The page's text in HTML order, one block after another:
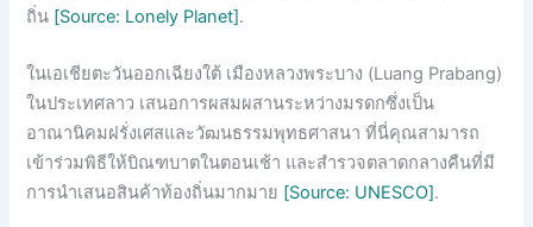
ถิ่น [Source: Lonely Planet].
ในเอเชียตะวันออกเฉียงใต้ เมืองหลวงพระบาง (Luang Prabang)
ในประเทศลาว เสนอการผสมผสานระหว่างมรดกซึ่งเป็น
อาณานิคมฝรั่งเศสและวัฒนธรรมพุทธศาสนา ที่นี่คุณสามารถ
เข้าร่วมพิธีให้บิณฑบาตในตอนเช้า และสำรวจตลาดกลางคืนที่มี
การนำเสนอสินค้าท้องถิ่นมากมาย [Source: UNESCO].